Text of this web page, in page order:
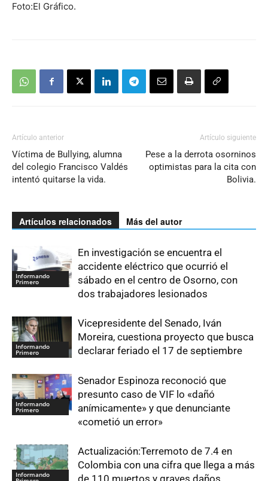
Foto:El Gráfico.
Artículo anterior
Víctima de Bullying, alumna
del colegio Francisco Valdés
intentó quitarse la vida.
Artículo siguiente
Pese a la derrota osorninos
optimistas para la cita con
Bolivia.
Artículos relacionados Más del autor
Informando
Primero
En investigación se encuentra el
accidente eléctrico que ocurrió el
sábado en el centro de Osorno, con
dos trabajadores lesionados
Informando
Primero
Vicepresidente del Senado, Iván
Moreira, cuestiona proyecto que busca
declarar feriado el 17 de septiembre
Informando
Primero
Senador Espinoza reconoció que
presunto caso de VIF lo «dañó
anímicamente» y que denunciante
«cometió un error»
Informando
Actualización:Terremoto de 7.4 en
Colombia con una cifra que llega a más